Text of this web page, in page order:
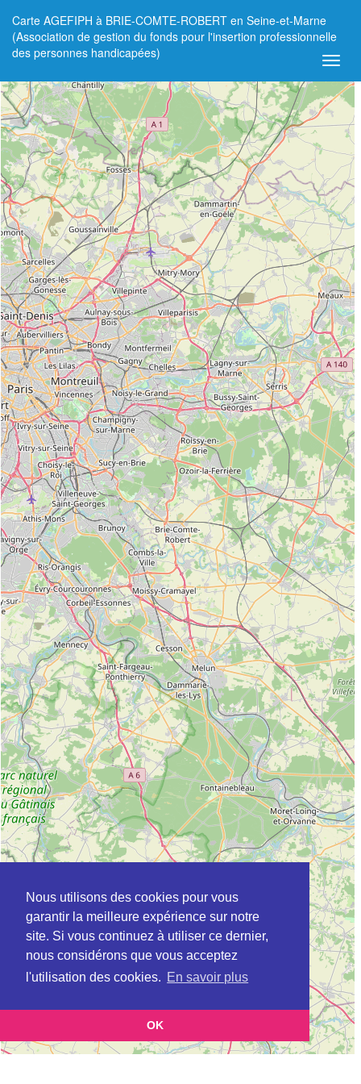
Nous utilisons des cookies pour vous
garantir la meilleure expérience sur notre
site. Si vous continuez à utiliser ce dernier,
nous considérons que vous acceptez
l'utilisation des cookies. En savoir plus
OK
Carte AGEFIPH à BRIE-COMTE-ROBERT en Seine-et-Marne
(Association de gestion du fonds pour l'insertion professionnelle
des personnes handicapées)
+
−